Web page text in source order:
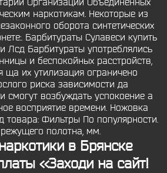
Организации Объединенных
наркотикам. Некоторые из
оборота синтетических
Барбитураты Сулавеси купить
Лсд Барбитураты употреблялись
и беспокойных расстройств,
ща их утилизация ограничено
риска зависимости да
смогут возбуждать успокоение а
восприятие времени. Ножовка
товара: Фильтры По популярности.
полотна, мм.
в Брянске
<<Заходи на сайт!